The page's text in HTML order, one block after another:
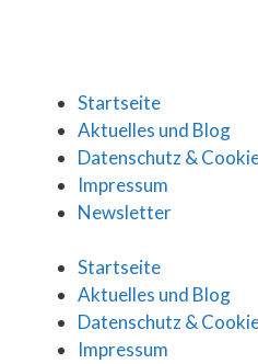
Startseite
Aktuelles und Blog
Datenschutz &
Impressum
Newsletter
Startseite
Aktuelles und Blog
Datenschutz &
Impressum